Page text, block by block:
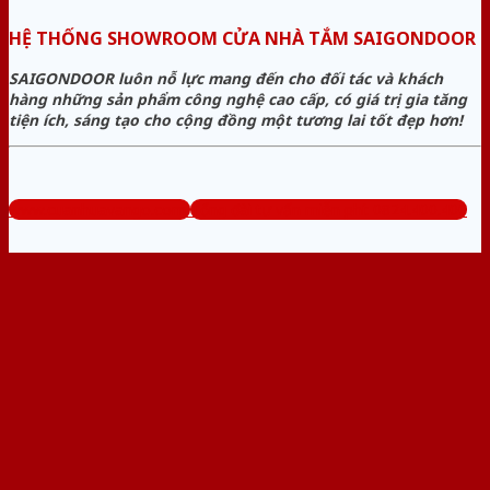
HỆ THỐNG SHOWROOM CỬA NHÀ TẮM SAIGONDOOR
SAIGONDOOR luôn nỗ lực mang đến cho đối tác và khách
hàng những sản phẩm công nghệ cao cấp, có giá trị gia tăng
tiện ích, sáng tạo cho cộng đồng một tương lai tốt đẹp hơn!
www.cuanhuavango.com Tổng đài tư vấn miễn phí: 0824.400.400